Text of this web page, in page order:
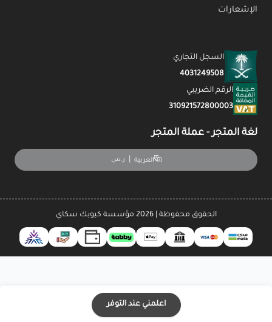
اعلمني عند التوفر
الإشعارات
السجل التجاري
4031249508
الرقم الضريبي
310921572800003
لغة المتجر - عملة المتجر
العربية ر.س
الحقوق محفوظة | 2026 مؤسسة كيوبك سكاي